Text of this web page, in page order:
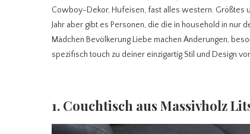
Cowboy-Dekor, Hufeisen, fast alles western. Größtes
Jahr aber gibt es Personen, die die in household in nur
Mädchen Bevölkerung Liebe machen Änderungen,
spezifisch touch zu deiner einzigartig Stil und Design
1. Couchtisch aus Massivholz